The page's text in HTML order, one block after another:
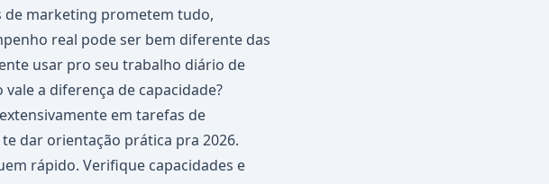
de marketing prometem tudo,
real pode ser bem diferente das
usar pro seu trabalho diário de
a diferença de capacidade?
em tarefas de
dar orientação prática pra 2026.
rápido. Verifique capacidades e